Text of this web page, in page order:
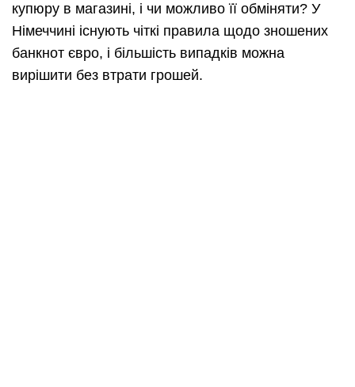
купюру в магазині, і чи можливо її обміняти? У
Німеччині існують чіткі правила щодо зношених
банкнот євро, і більшість випадків можна
вирішити без втрати грошей.